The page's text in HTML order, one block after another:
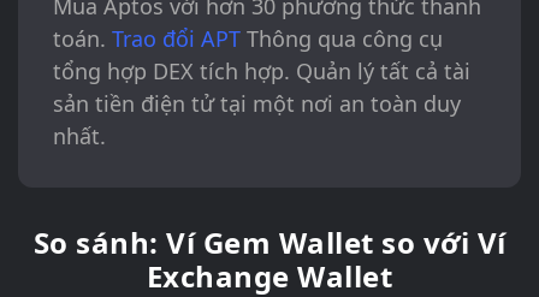
Mua Aptos với hơn 30 phương thức thanh
toán. Trao đổi APTThông qua công cụ
tổng hợp DEX tích hợp. Quản lý tất cả tài
sản tiền điện tử tại một nơi an toàn duy
nhất.
So sánh: Ví Gem Wallet so với Ví
Exchange Wallet